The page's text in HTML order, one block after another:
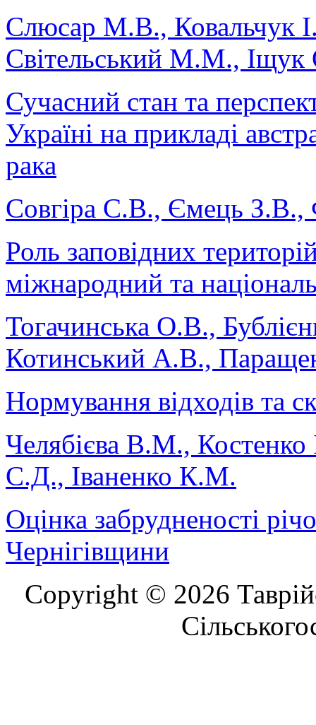
Слюсар М.В., Ковальчук
Світельський М.М.,
Сучасний стан та
Україні на прикладі
рака
Совгіра С.В., Ємець З.В.,
Роль заповідних
міжнародний та
Тогачинська О.В.,
Котинський А.В.,
Нормування відходів та
Челябієва В.М.,
С.Д., Іваненко К.М.
Оцінка забрудненості
Чернігівщини
Copyright © 2026